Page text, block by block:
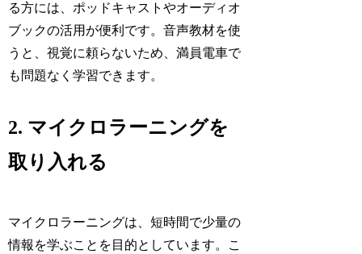
る方には、ポッドキャストやオーディオ
ブックの活用が便利です。音声教材を使
うと、視覚に頼らないため、満員電車で
も問題なく学習できます。
2. マイクロラーニングを
取り入れる
マイクロラーニングは、短時間で少量の
情報を学ぶことを目的としています。こ